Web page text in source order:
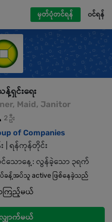
မှတ်ပုံတင်ရန် ၀င်ရန်
ရှင်းရေး
Maid, Janitor
2 ဦး
of Companies
| ရန်ကုန်တိုင်း
သောနေ့: လွန်ခဲ့သော ၃ရက်
န့်အပ်သူ active ဖြစ်နေခဲ့သည်
ကြည့်မယ်
ောက်မယ်